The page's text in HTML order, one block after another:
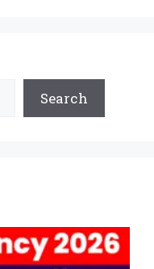
Search